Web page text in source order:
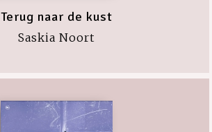
Terug naar de kust
Saskia Noort